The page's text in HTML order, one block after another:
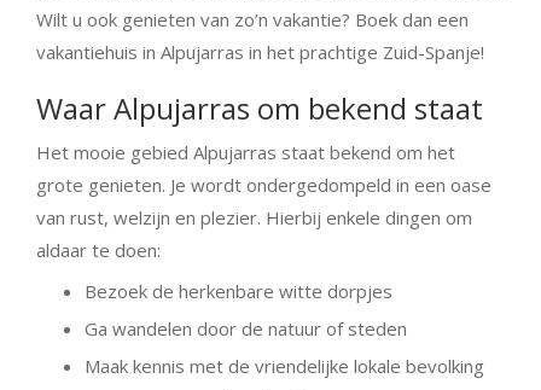
Wilt u ook genieten van zo’n vakantie? Boek dan een
vakantiehuis in Alpujarras in het prachtige Zuid-Spanje!
Waar Alpujarras om bekend staat
Het mooie gebied Alpujarras staat bekend om het
grote genieten. Je wordt ondergedompeld in een oase
van rust, welzijn en plezier. Hierbij enkele dingen om
aldaar te doen:
Bezoek de herkenbare witte dorpjes
Ga wandelen door de natuur of steden
Maak kennis met de vriendelijke lokale bevolking